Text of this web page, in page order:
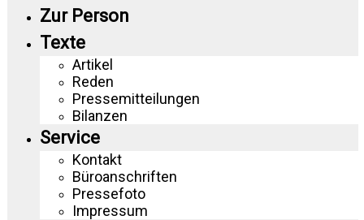
Zur Person
Texte
Artikel
Reden
Pressemitteilungen
Bilanzen
Service
Kontakt
Büroanschriften
Pressefoto
Impressum